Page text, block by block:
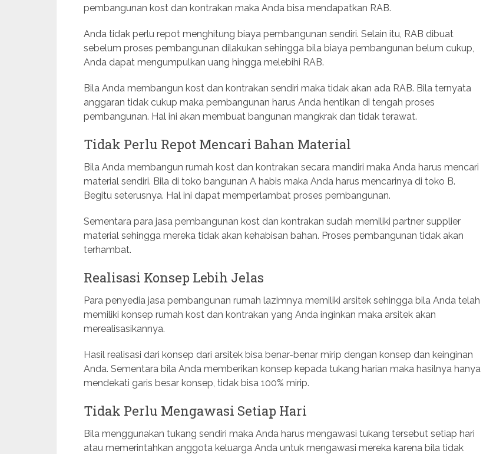
pembangunan kost dan kontrakan maka Anda bisa mendapatkan RAB.
Anda tidak perlu repot menghitung biaya pembangunan sendiri. Selain itu, RAB dibuat
sebelum proses pembangunan dilakukan sehingga bila biaya pembangunan belum cukup,
Anda dapat mengumpulkan uang hingga melebihi RAB.
Bila Anda membangun kost dan kontrakan sendiri maka tidak akan ada RAB. Bila ternyata
anggaran tidak cukup maka pembangunan harus Anda hentikan di tengah proses
pembangunan. Hal ini akan membuat bangunan mangkrak dan tidak terawat.
Tidak Perlu Repot Mencari Bahan Material
Bila Anda membangun rumah kost dan kontrakan secara mandiri maka Anda harus mencari
material sendiri. Bila di toko bangunan A habis maka Anda harus mencarinya di toko B.
Begitu seterusnya. Hal ini dapat memperlambat proses pembangunan.
Sementara para jasa pembangunan kost dan kontrakan sudah memiliki partner supplier
material sehingga mereka tidak akan kehabisan bahan. Proses pembangunan tidak akan
terhambat.
Realisasi Konsep Lebih Jelas
Para penyedia jasa pembangunan rumah lazimnya memiliki arsitek sehingga bila Anda telah
memiliki konsep rumah kost dan kontrakan yang Anda inginkan maka arsitek akan
merealisasikannya.
Hasil realisasi dari konsep dari arsitek bisa benar-benar mirip dengan konsep dan keinginan
Anda. Sementara bila Anda memberikan konsep kepada tukang harian maka hasilnya hanya
mendekati garis besar konsep, tidak bisa 100% mirip.
Tidak Perlu Mengawasi Setiap Hari
Bila menggunakan tukang sendiri maka Anda harus mengawasi tukang tersebut setiap hari
atau memerintahkan anggota keluarga Anda untuk mengawasi mereka karena bila tidak